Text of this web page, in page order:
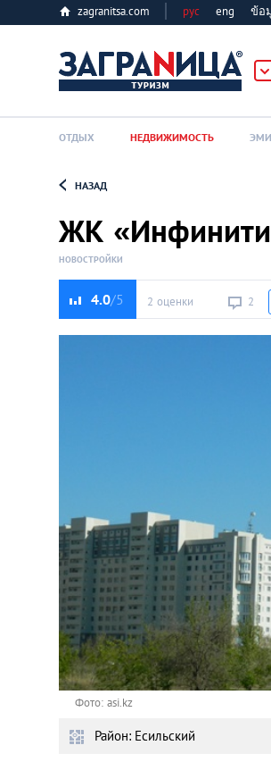
zagranitsa.com рус eng ข้อ
Лондон
Лос-Анджелес
Москва
Loading...
ОТДЫХ НЕДВИЖИМОСТЬ
НАЗАД
ЖК
НОВОСТРОЙКИ
4.0 2 оценки 2
Фото: asi.kz
Район: Есильский